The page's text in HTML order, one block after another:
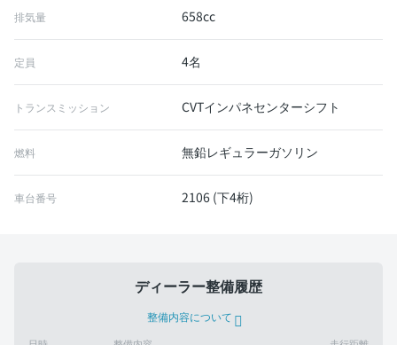
排気量 658cc
定員 4名
トランスミッション CVTインパネセンターシフト
燃料 無鉛レギュラーガソリン
車台番号 2106 (下4桁)
ディーラー整備履歴
整備内容について